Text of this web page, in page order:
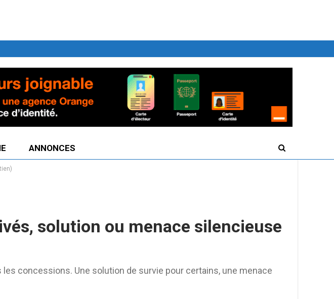
ANNONCES
solution ou menace silencieuse
concessions. Une solution de survie pour certains, une menace